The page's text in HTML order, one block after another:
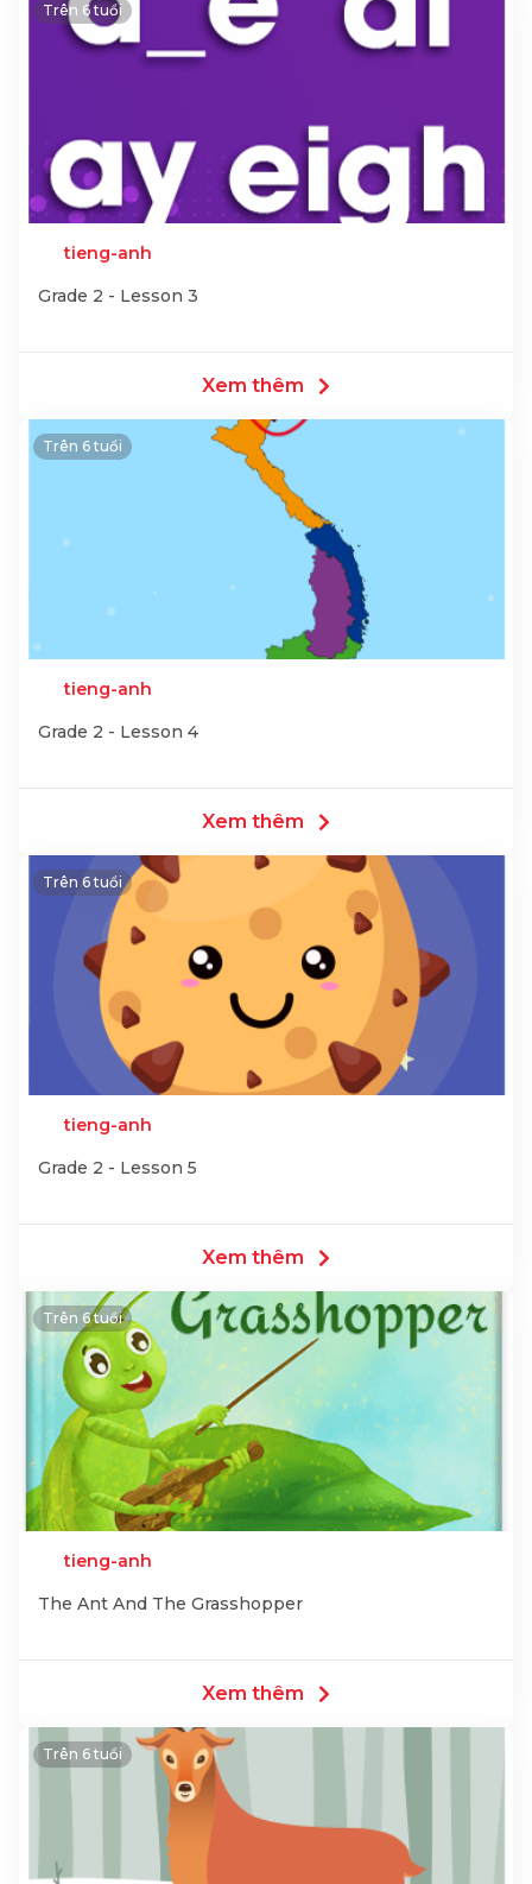
Trên 6 tuổi
tieng-anh
Grade 2 - Lesson 3
Xem thêm
Trên 6 tuổi
tieng-anh
Grade 2 - Lesson 4
Xem thêm
Trên 6 tuổi
tieng-anh
Grade 2 - Lesson 5
Xem thêm
Trên 6 tuổi
tieng-anh
The Ant And The Grasshopper
Xem thêm
Trên 6 tuổi